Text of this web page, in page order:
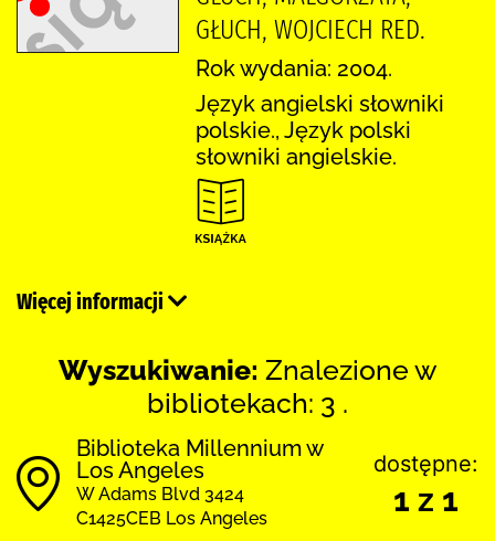
GŁUCH, WOJCIECH RED.
Rok wydania: 2004.
Język angielski słowniki
polskie., Język polski
słowniki angielskie.
Więcej informacji
Wyszukiwanie: Znalezione w
bibliotekach: 3 .
Biblioteka Millennium w
Los Angeles
W Adams Blvd 3424
C1425CEB Los Angeles
dostępne:
1 z 1